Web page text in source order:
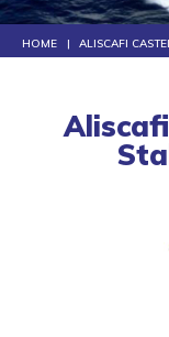
HOME ALISCAFI